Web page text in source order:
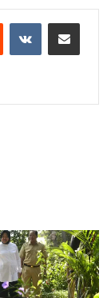
Reddit VKontakteShare via Email